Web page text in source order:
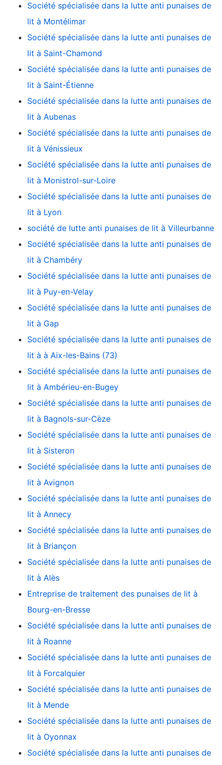
Société spécialisée dans la lutte anti punaises de
lit à Montélimar
Société spécialisée dans la lutte anti punaises de
lit à Saint-Chamond
Société spécialisée dans la lutte anti punaises de
lit à Saint-Étienne
Société spécialisée dans la lutte anti punaises de
lit à Aubenas
Société spécialisée dans la lutte anti punaises de
lit à Vénissieux
Société spécialisée dans la lutte anti punaises de
lit à Monistrol-sur-Loire
Société spécialisée dans la lutte anti punaises de
lit à Lyon
société de lutte anti punaises de lit à Villeurbanne
Société spécialisée dans la lutte anti punaises de
lit à Chambéry
Société spécialisée dans la lutte anti punaises de
lit à Puy-en-Velay
Société spécialisée dans la lutte anti punaises de
lit à Gap
Société spécialisée dans la lutte anti punaises de
lit à à Aix-les-Bains (73)
Société spécialisée dans la lutte anti punaises de
lit à Ambérieu-en-Bugey
Société spécialisée dans la lutte anti punaises de
lit à Bagnols-sur-Cèze
Société spécialisée dans la lutte anti punaises de
lit à Sisteron
Société spécialisée dans la lutte anti punaises de
lit à Avignon
Société spécialisée dans la lutte anti punaises de
lit à Annecy
Société spécialisée dans la lutte anti punaises de
lit à Briançon
Société spécialisée dans la lutte anti punaises de
lit à Alès
Entreprise de traitement des punaises de lit à
Bourg-en-Bresse
Société spécialisée dans la lutte anti punaises de
lit à Roanne
Société spécialisée dans la lutte anti punaises de
lit à Forcalquier
Société spécialisée dans la lutte anti punaises de
lit à Mende
Société spécialisée dans la lutte anti punaises de
lit à Oyonnax
Société spécialisée dans la lutte anti punaises de